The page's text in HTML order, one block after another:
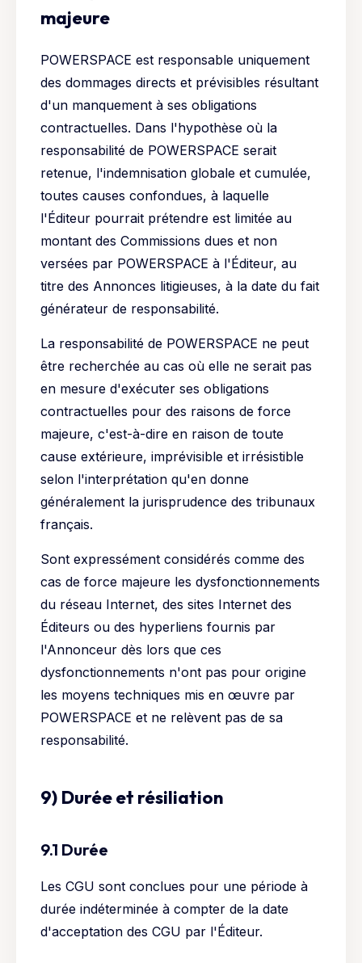
majeure
POWERSPACE est responsable uniquement
des dommages directs et prévisibles résultant
d'un manquement à ses obligations
contractuelles. Dans l'hypothèse où la
responsabilité de POWERSPACE serait
retenue, l'indemnisation globale et cumulée,
toutes causes confondues, à laquelle
l'Éditeur pourrait prétendre est limitée au
montant des Commissions dues et non
versées par POWERSPACE à l'Éditeur, au
titre des Annonces litigieuses, à la date du fait
générateur de responsabilité.
La responsabilité de POWERSPACE ne peut
être recherchée au cas où elle ne serait pas
en mesure d'exécuter ses obligations
contractuelles pour des raisons de force
majeure, c'est-à-dire en raison de toute
cause extérieure, imprévisible et irrésistible
selon l'interprétation qu'en donne
généralement la jurisprudence des tribunaux
français.
Sont expressément considérés comme des
cas de force majeure les dysfonctionnements
du réseau Internet, des sites Internet des
Éditeurs ou des hyperliens fournis par
l'Annonceur dès lors que ces
dysfonctionnements n'ont pas pour origine
les moyens techniques mis en œuvre par
POWERSPACE et ne relèvent pas de sa
responsabilité.
9) Durée et résiliation
9.1 Durée
Les CGU sont conclues pour une période à
durée indéterminée à compter de la date
d'acceptation des CGU par l'Éditeur.